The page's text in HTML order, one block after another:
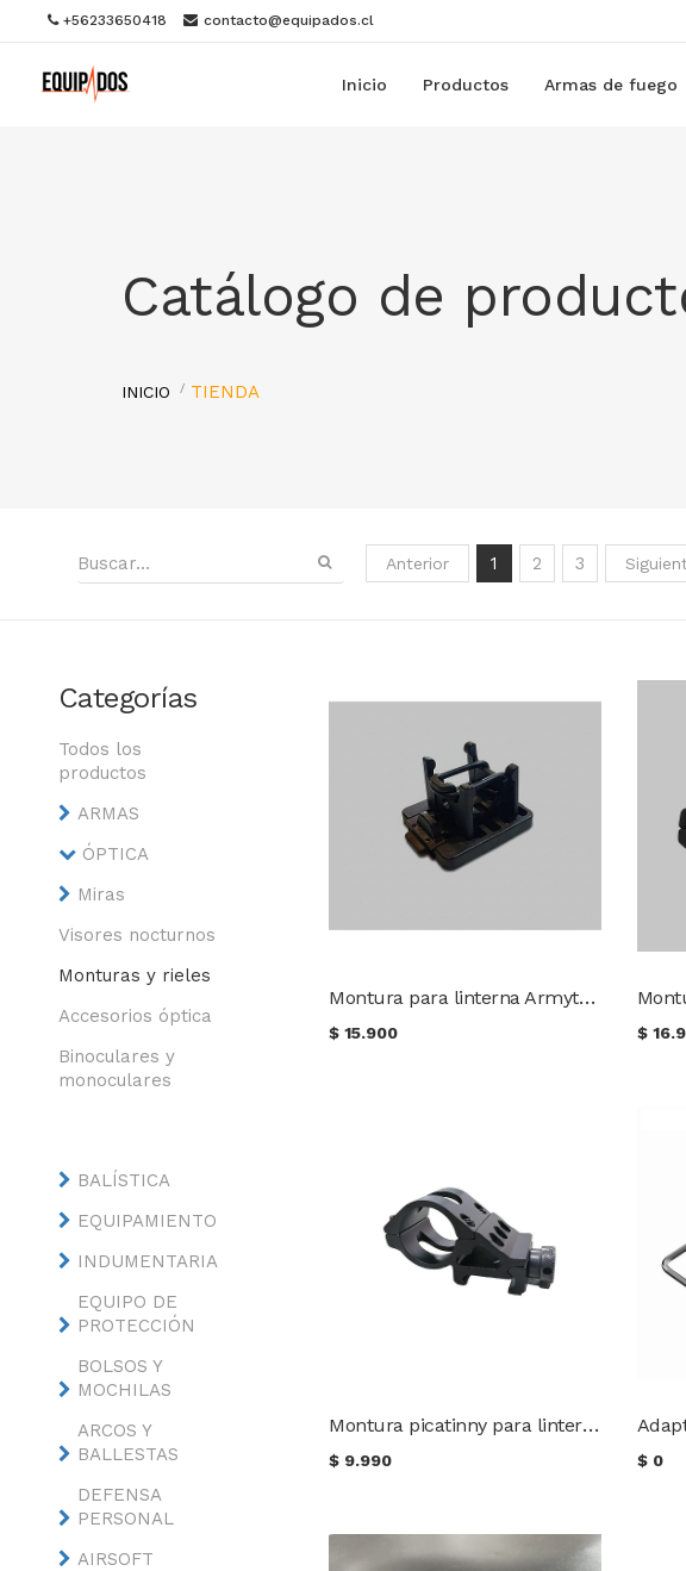
+56233650418 contacto@equipados.cl
Inicio Productos Armas de fuego
Catálogo de
INICIO TIENDA
Anterior 1 2 3
Categorías
Todos los
productos
ARMAS
ÓPTICA
Miras
Visores nocturnos
Monturas y rieles
Accesorios óptica
Binoculares y
monoculares
BALÍSTICA
EQUIPAMIENTO
INDUMENTARIA
EQUIPO DE
PROTECCIÓN
BOLSOS Y
MOCHILAS
ARCOS Y
BALLESTAS
DEFENSA
PERSONAL
AIRSOFT
Montura para linterna Armytek para casco táctico AHM-05
$15.900 $
Montura picatinny para linterna de 1 pulgada
$ 9.990 $ 0